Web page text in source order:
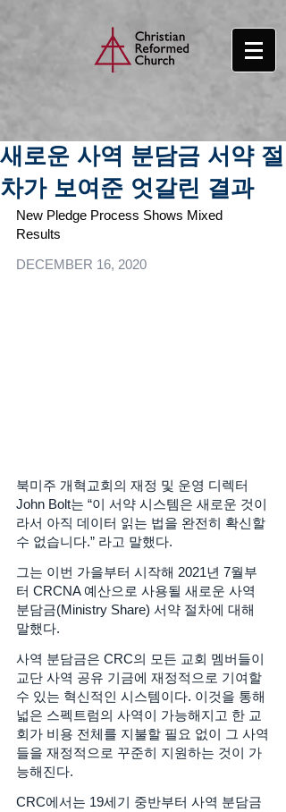
새로운 사역 분담금 서약 절
차가 보여준 엇갈린 결과
New Pledge Process Shows Mixed
Results
DECEMBER 16, 2020
북미주 개혁교회의 재정 및 운영 디렉터
John Bolt는 “이 서약 시스템은 새로운 것이
라서 아직 데이터 읽는 법을 완전히 확신할
수 없습니다.” 라고 말했다.
그는 이번 가을부터 시작해 2021년 7월부
터 CRCNA 예산으로 사용될 새로운 사역
분담금(Ministry Share) 서약 절차에 대해
말했다.
사역 분담금은 CRC의 모든 교회 멤버들이
교단 사역 공유 기금에 재정적으로 기여할
수 있는 혁신적인 시스템이다. 이것을 통해
넓은 스펙트럼의 사역이 가능해지고 한 교
회가 비용 전체를 지불할 필요 없이 그 사역
들을 재정적으로 꾸준히 지원하는 것이 가
능해진다.
CRC에서는 19세기 중반부터 사역 분담금